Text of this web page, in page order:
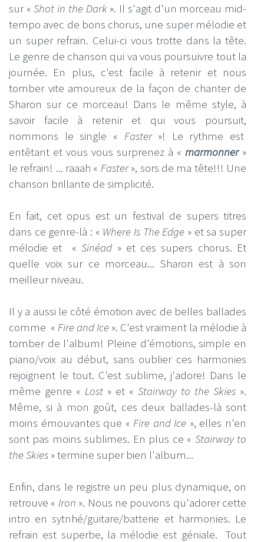
sur «Shot in the Dark ». Il s'agit d'un morceau mid-
tempo avec de bons chorus, une super mélodie et
un super refrain. Celui-ci vous trotte dans la tête.
Le genre de chanson qui va vous poursuivre tout la
journée. En plus, c'est facile à retenir et nous
tomber vite amoureux de la façon de chanter de
Sharon sur ce morceau! Dans le même style, à
savoir facile à retenir et qui vous poursuit,
nommons le single « Faster »! Le rythme est
entêtant et vous vous surprenez à « marmonner »
le refrain! ... raaah « Faster», sors de ma tête!!! Une
chanson brillante de simplicité.
En fait, cet opus est un festival de supers titres
dans ce genre-là : « Where Is The Edge » et sa super
mélodie et «Sinéad » et ces supers chorus. Et
quelle voix sur ce morceau... Sharon est à son
meilleur niveau.
Il y a aussi le côté émotion avec de belles ballades
comme « Fire and Ice ». C'est vraiment la mélodie à
tomber de l'album! Pleine d'émotions, simple en
piano/voix au début, sans oublier ces harmonies
rejoignent le tout. C'est sublime, j'adore! Dans le
même genre « Lost » et « Stairway to the Skies ».
Même, si à mon goût, ces deux ballades-là sont
moins émouvantes que «Fire and Ice », elles n'en
sont pas moins sublimes. En plus ce « Stairway to
the Skies » termine super bien l'album...
Enfin, dans le registre un peu plus dynamique, on
retrouve « Iron ». Nous ne pouvons qu'adorer cette
intro en sytnhé/guitare/batterie et harmonies. Le
refrain est superbe, la mélodie est géniale. Tout